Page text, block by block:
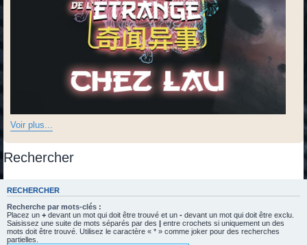
Voir plus...
Rechercher
RECHERCHER
Recherche par mots-clés :
Placez un + devant un mot qui doit être trouvé et un - devant un mot qui doit être exclu.
Saisissez une suite de mots séparés par des
entre crochets si uniquement un des
mots doit être trouvé. Utilisez le caractère « * » comme joker pour des recherches
partielles.